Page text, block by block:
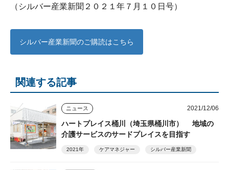
（シルバー産業新聞２０２１年７月１０日号）
シルバー産業新聞のご購読はこちら
関連する記事
ニュース 2021/12/06
ハートプレイス桶川（埼玉県桶川市） 地域の
介護サービスのサードプレイスを目指す
2021年 ケアマネジャー シルバー産業新聞